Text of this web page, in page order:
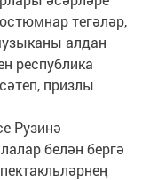
тегәләр,
алдан
республика
призлы
Рузинә
белән бергә